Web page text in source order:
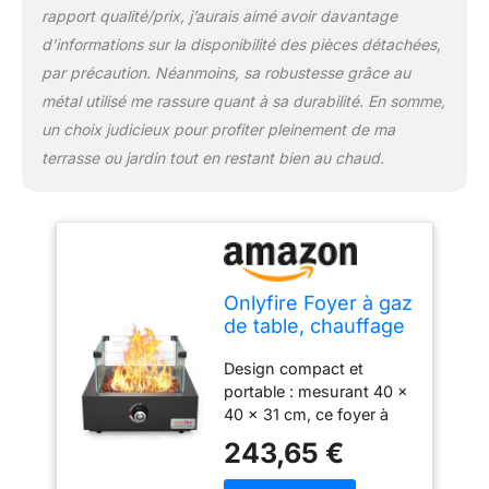
fonctionnement sûr et
pratique. Livré avec 1,5
kg de pierres de lave,
améliorant la rétention de
la chaleur et l'attrait
esthétique.
rapport qualité/prix, j’aurais aimé avoir davantage
d’informations sur la disponibilité des pièces détachées,
par précaution. Néanmoins, sa robustesse grâce au
métal utilisé me rassure quant à sa durabilité. En somme,
un choix judicieux pour profiter pleinement de ma
terrasse ou jardin tout en restant bien au chaud.
Onlyfire Foyer à gaz
de table, chauffage
extérieur avec
entrée d'air arrière,
roches de lave et
protection contre le
vent en verre, foyer
Design compact et
portable : mesurant 40 ×
40 × 31 cm, ce foyer à
les terrasses, balcons et
tables de jardin, offrant
243,65 €